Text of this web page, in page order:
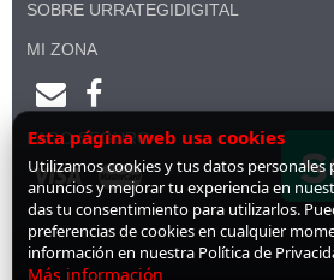
SOBRE URRATEGIDIGITAL
MI ZONA
PAGO SEGURO
Esta página web usa cookies
Utilizamos cookies y tus datos personales
anuncios y mejorar tu experiencia en
das tu consentimiento para utilizarlos.
preferencias de cookies en cualquier
información en nuestra Política de
Más información